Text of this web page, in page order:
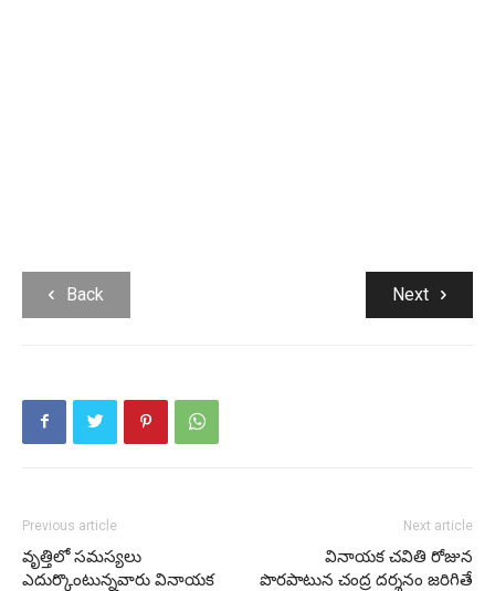
Back Next
Previous article
వృత్తిలో సమస్యలు
ఎదుర్కొంటున్నవారు వినాయక
Next article
వినాయక చవితి రోజున
పొరపాటున చంద్ర దర్శనం జరిగితే